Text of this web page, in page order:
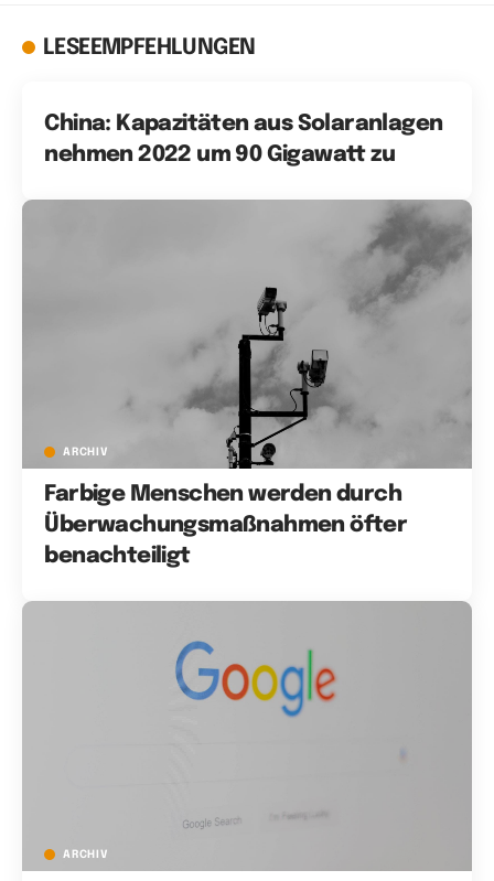
LESEEMPFEHLUNGEN
China: Kapazitäten aus Solaranlagen
nehmen 2022 um 90 Gigawatt zu
ARCHIV
Farbige Menschen werden durch
Überwachungsmaßnahmen öfter
benachteiligt
ARCHIV